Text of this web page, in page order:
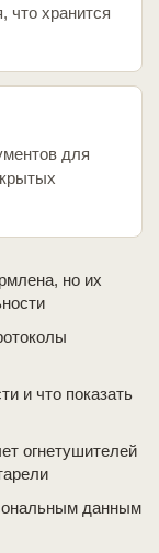
что хранится
для
но их
и что показать
огнетушителей
данным